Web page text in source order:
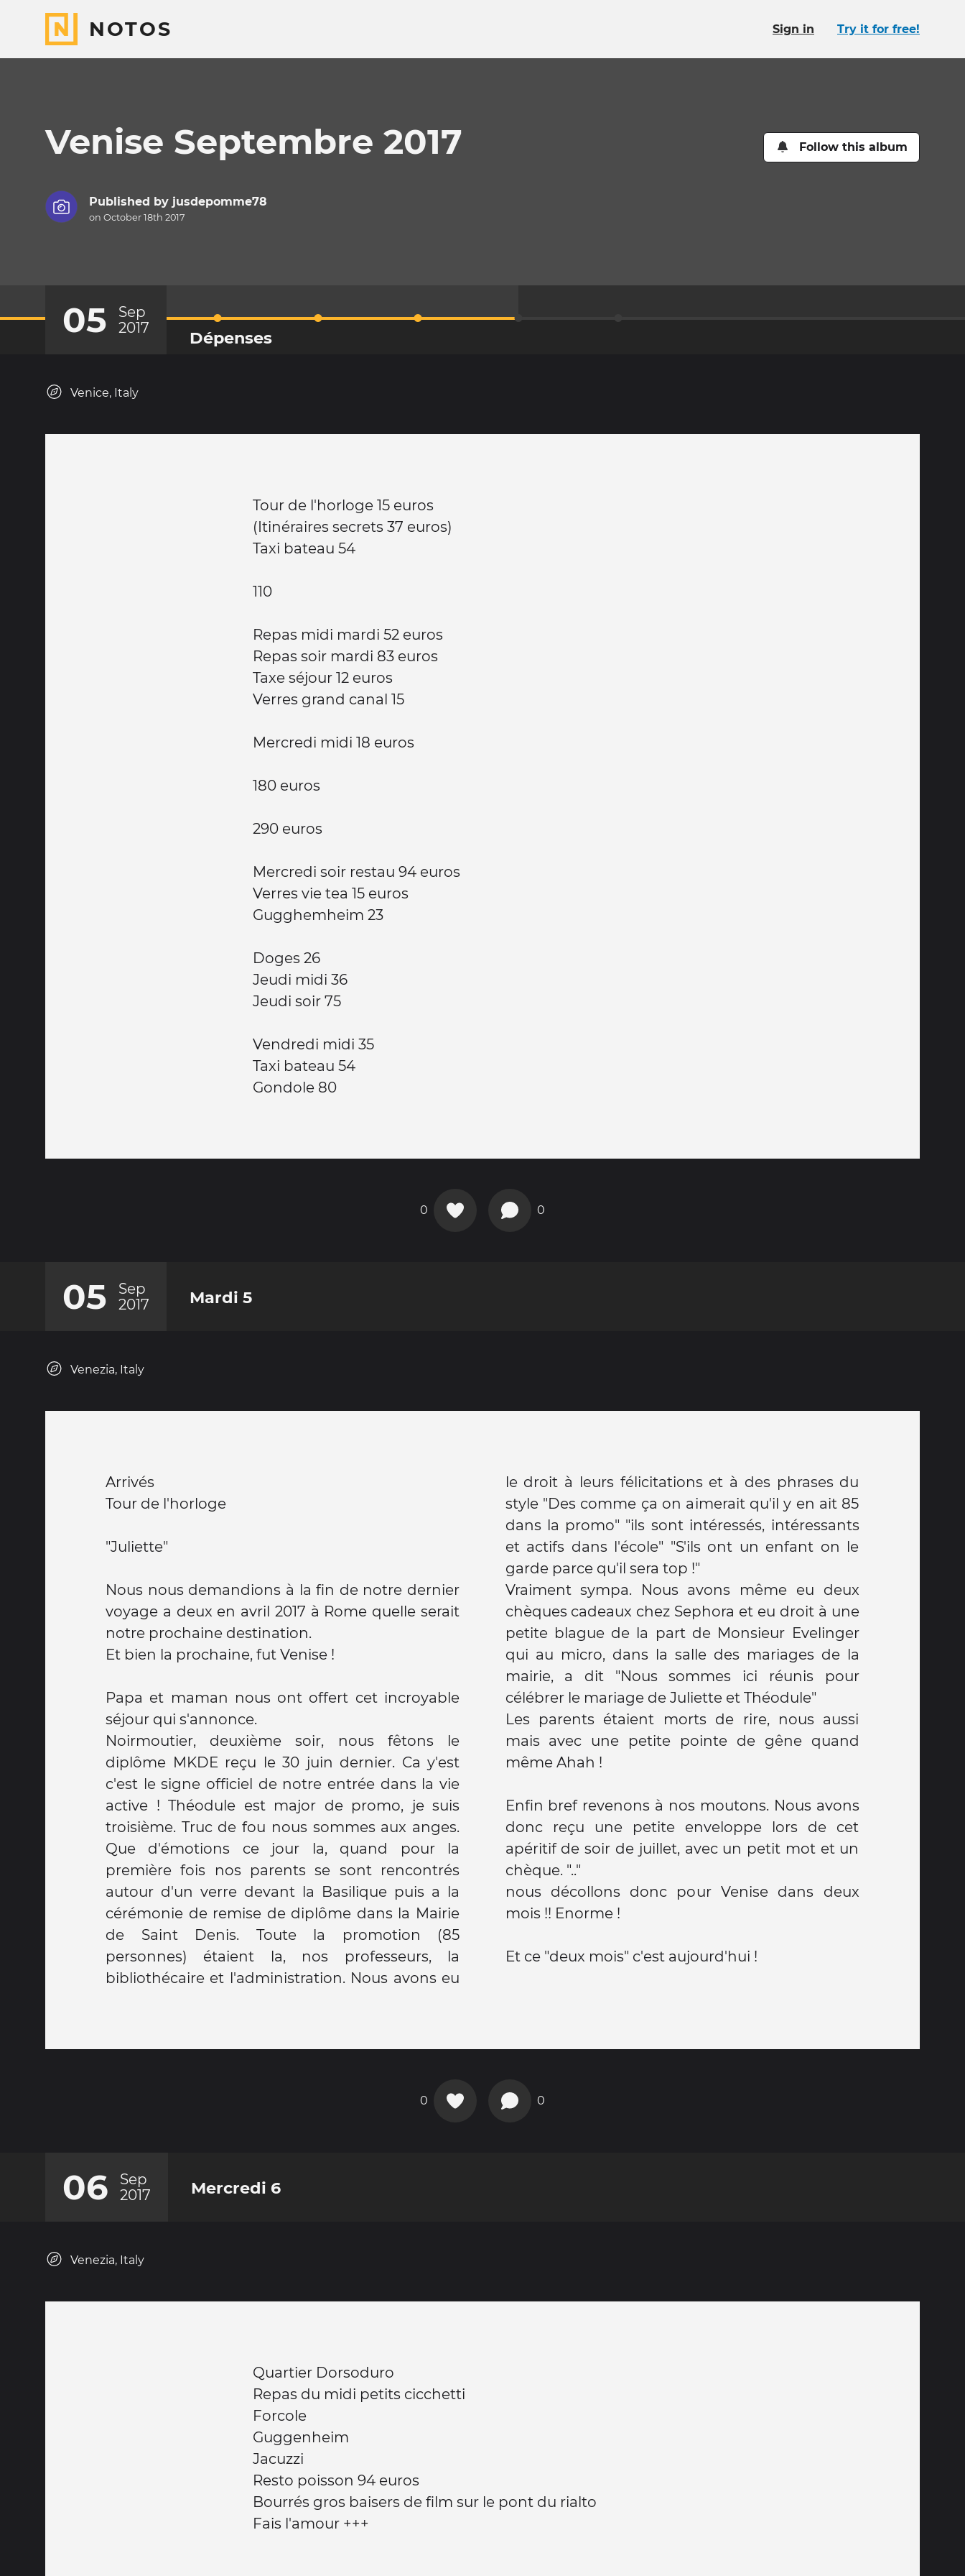
NOTOS Sign in Try it for free!
Venise Septembre 2017 Follow this album
Published by jusdepomme78
on October 18th 2017
05
Sep
2017
Dépenses
Venice, Italy
Tour de l'horloge 15 euros
(Itinéraires secrets 37 euros)
Taxi bateau 54
110
Repas midi mardi 52 euros
Repas soir mardi 83 euros
Taxe séjour 12 euros
Verres grand canal 15
Mercredi midi 18 euros
180 euros
290 euros
Mercredi soir restau 94 euros
Verres vie tea 15 euros
Gugghemheim 23
Doges 26
Jeudi midi 36
Jeudi soir 75
Vendredi midi 35
Taxi bateau 54
Gondole 80
0 0
05
Sep
2017
Mardi 5
Venezia, Italy
Arrivés
Tour de l'horloge
"Juliette"
Nous nous demandions à la fin de notre dernier
voyage a deux en avril 2017 à Rome quelle serait
notre prochaine destination.
Et bien la prochaine, fut Venise !
Papa et maman nous ont offert cet incroyable
séjour qui s'annonce.
Noirmoutier, deuxième soir, nous fêtons le
diplôme MKDE reçu le 30 juin dernier. Ca y'est
c'est le signe officiel de notre entrée dans la vie
active ! Théodule est major de promo, je suis
troisième. Truc de fou nous sommes aux anges.
Que d'émotions ce jour la, quand pour la
première fois nos parents se sont rencontrés
autour d'un verre devant la Basilique puis a la
cérémonie de remise de diplôme dans la Mairie
de Saint Denis. Toute la promotion (85
personnes) étaient la, nos professeurs, la
bibliothécaire et l'administration. Nous avons eu
le droit à leurs félicitations et à des phrases du
style "Des comme ça on aimerait qu'il y en ait 85
dans la promo" "ils sont intéressés, intéressants
et actifs dans l'école" "S'ils ont un enfant on le
garde parce qu'il sera top !"
Vraiment sympa. Nous avons même eu deux
chèques cadeaux chez Sephora et eu droit à une
petite blague de la part de Monsieur Evelinger
qui au micro, dans la salle des mariages de la
mairie, a dit "Nous sommes ici réunis pour
célébrer le mariage de Juliette et Théodule"
Les parents étaient morts de rire, nous aussi
mais avec une petite pointe de gêne quand
même Ahah !
Enfin bref revenons à nos moutons. Nous avons
donc reçu une petite enveloppe lors de cet
apéritif de soir de juillet, avec un petit mot et un
chèque. ".."
nous décollons donc pour Venise dans deux
mois !! Enorme !
Et ce "deux mois" c'est aujourd'hui !
0 0
06
Sep
2017
Mercredi 6
Venezia, Italy
Quartier Dorsoduro
Repas du midi petits cicchetti
Forcole
Guggenheim
Jacuzzi
Resto poisson 94 euros
Bourrés gros baisers de film sur le pont du rialto
Fais l'amour +++